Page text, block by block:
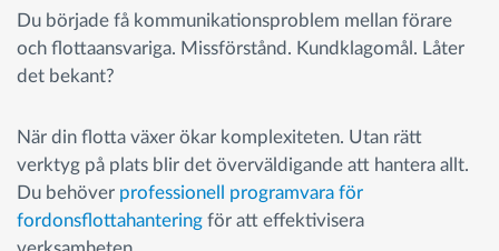
Du började få kommunikationsproblem mellan förare
och flottaansvariga. Missförstånd. Kundklagomål. Låter
det bekant?
När din flotta växer ökar komplexiteten. Utan rätt
verktyg på plats blir det överväldigande att hantera allt.
Du behöver professionell programvara för
fordonsflottahantering för att effektivisera